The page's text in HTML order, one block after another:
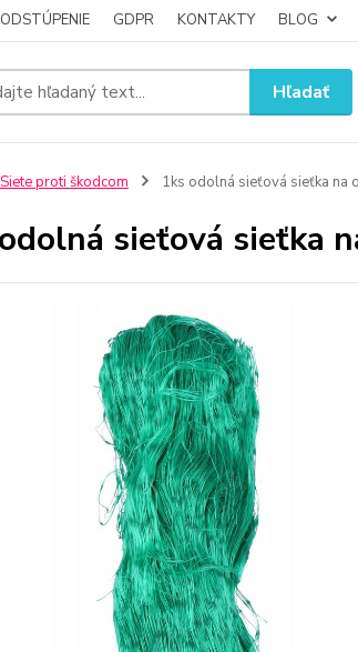
GDPR KONTAKTY BLOG
Hľadať
Siete proti škodcom 1ks odolná sieťová sieťka na
sieťová sieťka